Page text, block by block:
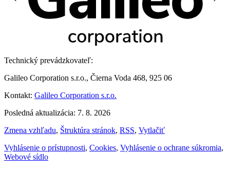
Technický prevádzkovateľ:
Galileo Corporation s.r.o., Čierna Voda 468, 925 06
Kontakt: Galileo Corporation s.r.o.
Posledná aktualizácia: 7. 8. 2026
Zmena vzhľadu, Štruktúra stránok, RSS, Vytlačiť
Vyhlásenie o prístupnosti, Cookies, Vyhlásenie o ochrane súkromia,
Webové sídlo